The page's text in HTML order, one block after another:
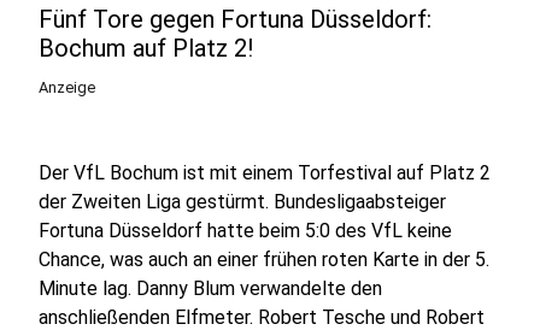
Fünf Tore gegen Fortuna Düsseldorf:
Bochum auf Platz 2!
Anzeige
Der VfL Bochum ist mit einem Torfestival auf Platz 2
der Zweiten Liga gestürmt. Bundesligaabsteiger
Fortuna Düsseldorf hatte beim 5:0 des VfL keine
Chance, was auch an einer frühen roten Karte in der 5.
Minute lag. Danny Blum verwandelte den
anschließenden Elfmeter. Robert Tesche und Robert